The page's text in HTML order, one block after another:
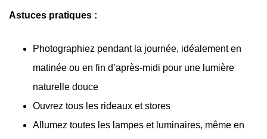
Astuces pratiques :
Photographiez pendant la journée, idéalement en
matinée ou en fin d’après-midi pour une lumière
naturelle douce
Ouvrez tous les rideaux et stores
Allumez toutes les lampes et luminaires, même en